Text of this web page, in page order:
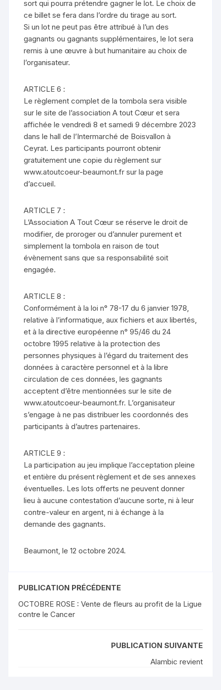
sort qui pourra prétendre gagner le lot. Le choix de
ce billet se fera dans l’ordre du tirage au sort.
Si un lot ne peut pas être attribué à l’un des
gagnants ou gagnants supplémentaires, le lot sera
remis à une œuvre à but humanitaire au choix de
l’organisateur.
ARTICLE 6 :
Le règlement complet de la tombola sera visible
sur le site de l’association A tout Cœur et sera
affichée le vendredi 8 et samedi 9 décembre 2023
dans le hall de l’Intermarché de Boisvallon à
Ceyrat. Les participants pourront obtenir
gratuitement une copie du règlement sur
www.atoutcoeur-beaumont.fr sur la page
d’accueil.
ARTICLE 7 :
L’Association A Tout Cœur se réserve le droit de
modifier, de proroger ou d’annuler purement et
simplement la tombola en raison de tout
évènement sans que sa responsabilité soit
engagée.
ARTICLE 8 :
Conformément à la loi n° 78-17 du 6 janvier 1978,
relative à l’informatique, aux fichiers et aux libertés,
et à la directive européenne n° 95/46 du 24
octobre 1995 relative à la protection des
personnes physiques à l’égard du traitement des
données à caractère personnel et à la libre
circulation de ces données, les gagnants
acceptent d’être mentionnées sur le site de
www.atoutcoeur-beaumont.fr. L’organisateur
s’engage à ne pas distribuer les coordonnés des
participants à d’autres partenaires.
ARTICLE 9 :
La participation au jeu implique l’acceptation pleine
et entière du présent règlement et de ses annexes
éventuelles. Les lots offerts ne peuvent donner
lieu à aucune contestation d’aucune sorte, ni à leur
contre-valeur en argent, ni à échange à la
demande des gagnants.
Beaumont, le 12 octobre 2024.
PUBLICATION PRÉCÉDENTE
OCTOBRE ROSE : Vente de fleurs au profit de la Ligue
contre le Cancer
PUBLICATION SUIVANTE
Alambic revient